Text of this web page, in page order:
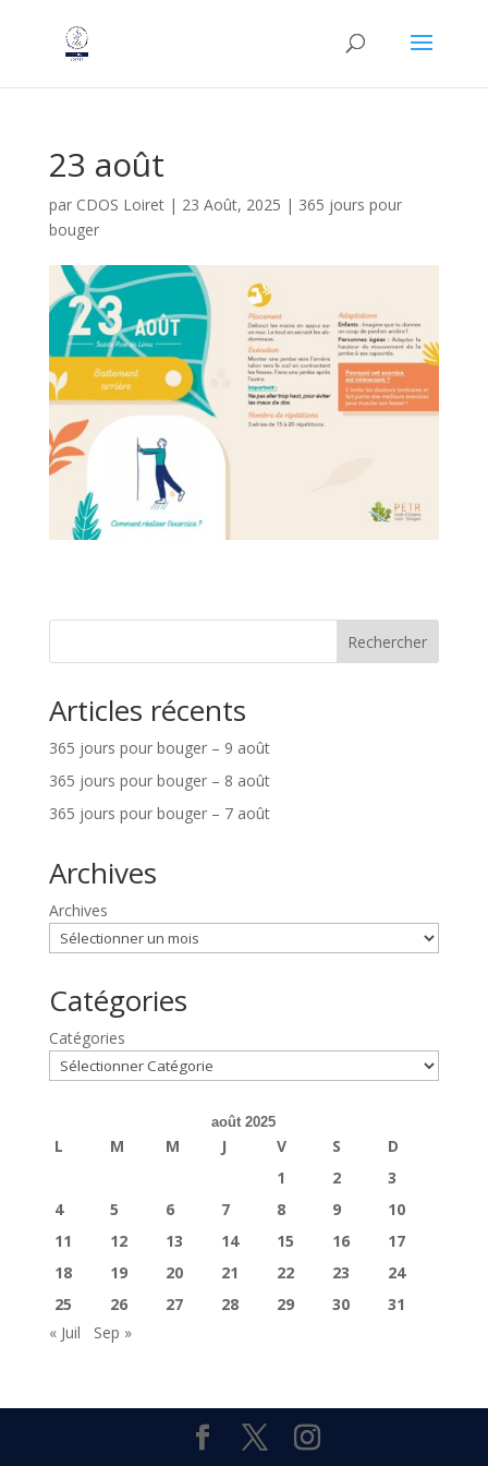
23 août
par CDOS Loiret| 23 Août, 2025 | 365 jours pour
bouger
Rechercher
Articles récents
365 jours pour bouger – 9 août
365 jours pour bouger – 8 août
365 jours pour bouger – 7 août
Archives
Archives
Catégories
Catégories
août 2025
L M M J V S
D
1
2
3
4
5 6 7 8 9
10
11
12 13 14 15 16
17
18
19 20 21 22 23
24
25
26 27 28 29 30
31
« Juil
Sep »